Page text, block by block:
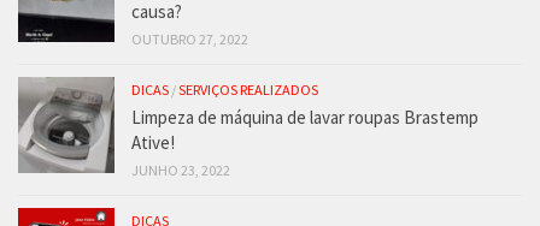
causa?
OUTUBRO 27, 2022
DICAS /SERVIÇOS REALIZADOS
Limpeza de máquina de lavar roupas Brastemp
Ative!
JUNHO 23, 2022
DICAS